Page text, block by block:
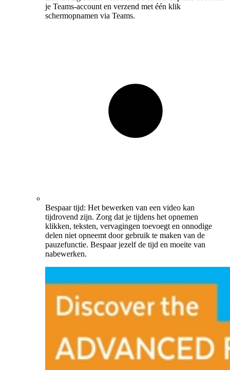
je Teams-account en verzend met één klik
schermopnamen via Teams.
Bespaar tijd: Het bewerken van een video kan
tijdrovend zijn. Zorg dat je tijdens het opnemen
klikken, teksten, vervagingen toevoegt en onnodige
delen niet opneemt door gebruik te maken van de
pauzefunctie. Bespaar jezelf de tijd en moeite van
nabewerken.